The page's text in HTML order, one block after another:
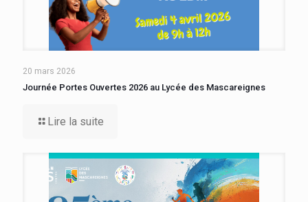
20 mars 2026
Journée Portes Ouvertes 2026 au Lycée des Mascareignes
Lire la suite